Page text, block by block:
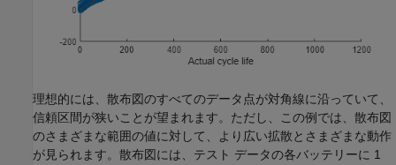
理想的には、散布図のすべてのデータ点が対角線に沿っていて、
信頼区間が狭いことが望まれます。ただし、この例では、散布図
のさまざまな範囲の値に対して、より広い拡散とさまざまな動作
が見られます。散布図には、テスト データの各バッテリーに 1